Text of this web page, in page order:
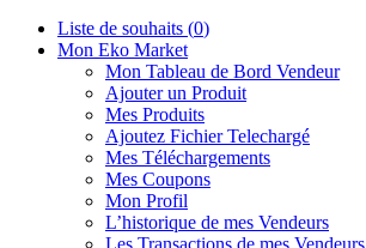
Liste de souhaits (0)
Mon Eko Market
Mon Tableau de Bord Vendeur
Ajouter un Produit
Mes Produits
Ajoutez Fichier Telechargé
Mes Téléchargements
Mes Coupons
Mon Profil
L’historique de mes Vendeurs
Les Transactions de mes Vendeurs